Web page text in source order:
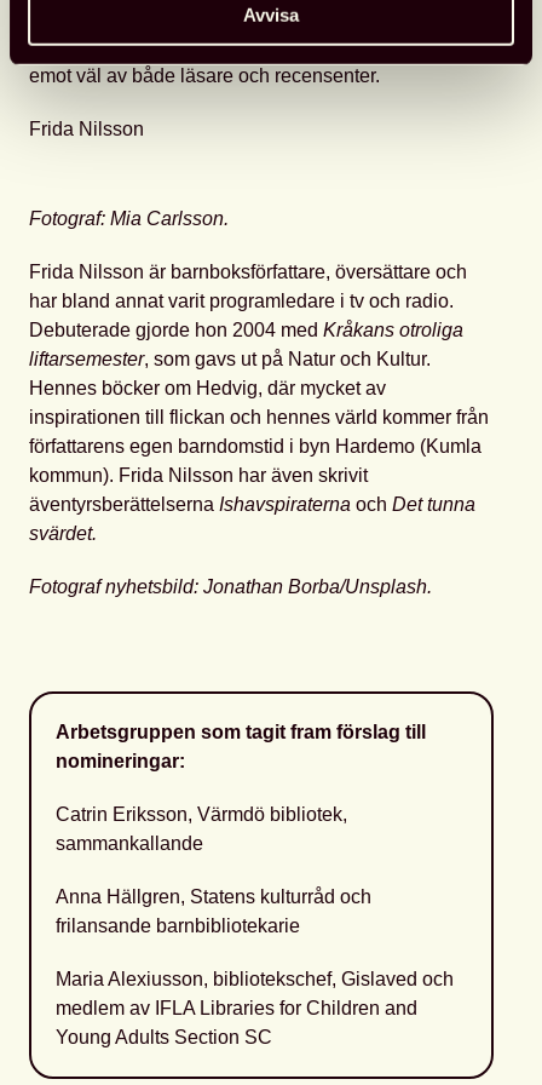
Avvisa
som figuren heter i svensk översättning, har nått stor
popularitet med sin fokus på existentialism och tagits
emot väl av både läsare och recensenter.
Frida Nilsson
Fotograf: Mia Carlsson.
Frida Nilsson är barnboksförfattare, översättare och
har bland annat varit programledare i tv och radio.
Debuterade gjorde hon 2004 med Kråkans otroliga
liftarsemester, som gavs ut på Natur och Kultur.
Hennes böcker om Hedvig, där mycket av
inspirationen till flickan och hennes värld kommer från
författarens egen barndomstid i byn Hardemo (Kumla
kommun). Frida Nilsson har även skrivit
äventyrsberättelserna Ishavspiraterna och Det tunna
svärdet.
Fotograf nyhetsbild: Jonathan Borba/Unsplash.
Arbetsgruppen som tagit fram förslag till
nomineringar:
Catrin Eriksson, Värmdö bibliotek,
sammankallande
Anna Hällgren, Statens kulturråd och
frilansande barnbibliotekarie
Maria Alexiusson, bibliotekschef, Gislaved och
medlem av IFLA Libraries for Children and
Young Adults Section SC